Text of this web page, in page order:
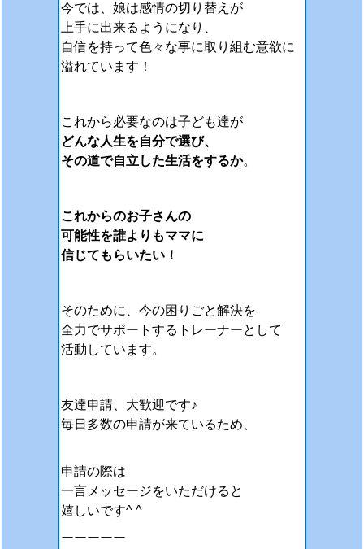
今では、娘は感情の切り替えが
上手に出来るようになり、
自信を持って色々な事に取り組む意欲に
溢れています！
これから必要なのは子ども達が
どんな人生を自分で選び、
その道で自立した生活をするか。
これからのお子さんの
可能性を誰よりもママに
信じてもらいたい！
そのために、今の困りごと解決を
全力でサポートするトレーナーとして
活動しています。
友達申請、大歓迎です♪
毎日多数の申請が来ているため、
申請の際は
一言メッセージをいただけると
嬉しいです^ ^
ーーーーー